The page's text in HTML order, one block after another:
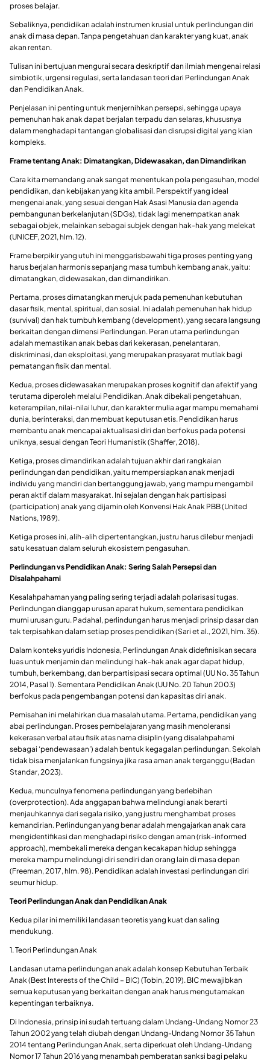
proses belajar.
Sebaliknya, pendidikan adalah instrumen krusial untuk perlindungan diri
anak di masa depan. Tanpa pengetahuan dan karakter yang kuat, anak
akan rentan.
Tulisan ini bertujuan mengurai secara deskriptif dan ilmiah mengenai relasi
simbiotik, urgensi regulasi, serta landasan teori dari Perlindungan Anak
dan Pendidikan Anak.
Penjelasan ini penting untuk menjernihkan persepsi, sehingga upaya
pemenuhan hak anak dapat berjalan terpadu dan selaras, khususnya
dalam menghadapi tantangan globalisasi dan disrupsi digital yang kian
kompleks.
Frame tentang Anak: Dimatangkan, Didewasakan, dan Dimandirikan
Cara kita memandang anak sangat menentukan pola pengasuhan, model
pendidikan, dan kebijakan yang kita ambil. Perspektif yang ideal
mengenai anak, yang sesuai dengan Hak Asasi Manusia dan agenda
pembangunan berkelanjutan (SDGs), tidak lagi menempatkan anak
sebagai objek, melainkan sebagai subjek dengan hak-hak yang melekat
(UNICEF, 2021, hlm. 12).
Frame berpikir yang utuh ini menggarisbawahi tiga proses penting yang
harus berjalan harmonis sepanjang masa tumbuh kembang anak, yaitu:
dimatangkan, didewasakan, dan dimandirikan.
Pertama, proses dimatangkan merujuk pada pemenuhan kebutuhan
dasar fisik, mental, spiritual, dan sosial. Ini adalah pemenuhan hak hidup
(survival) dan hak tumbuh kembang (development), yang secara langsung
berkaitan dengan dimensi Perlindungan. Peran utama perlindungan
adalah memastikan anak bebas dari kekerasan, penelantaran,
diskriminasi, dan eksploitasi, yang merupakan prasyarat mutlak bagi
pematangan fisik dan mental.
Kedua, proses didewasakan merupakan proses kognitif dan afektif yang
terutama diperoleh melalui Pendidikan. Anak dibekali pengetahuan,
keterampilan, nilai-nilai luhur, dan karakter mulia agar mampu memahami
dunia, berinteraksi, dan membuat keputusan etis. Pendidikan harus
membantu anak mencapai aktualisasi diri dan berfokus pada potensi
uniknya, sesuai dengan Teori Humanistik (Shaffer, 2018).
Ketiga, proses dimandirikan adalah tujuan akhir dari rangkaian
perlindungan dan pendidikan, yaitu mempersiapkan anak menjadi
individu yang mandiri dan bertanggung jawab, yang mampu mengambil
peran aktif dalam masyarakat. Ini sejalan dengan hak partisipasi
(participation) anak yang dijamin oleh Konvensi Hak Anak PBB (United
Nations, 1989).
Ketiga proses ini, alih-alih dipertentangkan, justru harus dilebur menjadi
satu kesatuan dalam seluruh ekosistem pengasuhan.
Perlindungan vs Pendidikan Anak: Sering Salah Persepsi dan
Disalahpahami
Kesalahpahaman yang paling sering terjadi adalah polarisasi tugas.
Perlindungan dianggap urusan aparat hukum, sementara pendidikan
murni urusan guru. Padahal, perlindungan harus menjadi prinsip dasar dan
tak terpisahkan dalam setiap proses pendidikan (Sari et al., 2021, hlm. 35).
Dalam konteks yuridis Indonesia, Perlindungan Anak didefinisikan secara
luas untuk menjamin dan melindungi hak-hak anak agar dapat hidup,
tumbuh, berkembang, dan berpartisipasi secara optimal (UU No. 35 Tahun
2014, Pasal 1). Sementara Pendidikan Anak (UU No. 20 Tahun 2003)
berfokus pada pengembangan potensi dan kapasitas diri anak.
Pemisahan ini melahirkan dua masalah utama. Pertama, pendidikan yang
abai perlindungan. Proses pembelajaran yang masih menoleransi
kekerasan verbal atau fisik atas nama disiplin (yang disalahpahami
sebagai ‘pendewasaan’) adalah bentuk kegagalan perlindungan. Sekolah
tidak bisa menjalankan fungsinya jika rasa aman anak terganggu (Badan
Standar, 2023).
Kedua, munculnya fenomena perlindungan yang berlebihan
(overprotection). Ada anggapan bahwa melindungi anak berarti
menjauhkannya dari segala risiko, yang justru menghambat proses
kemandirian. Perlindungan yang benar adalah mengajarkan anak cara
mengidentifikasi dan menghadapi risiko dengan aman (risk-informed
approach), membekali mereka dengan kecakapan hidup sehingga
mereka mampu melindungi diri sendiri dan orang lain di masa depan
(Freeman, 2017, hlm. 98). Pendidikan adalah investasi perlindungan diri
seumur hidup.
Teori Perlindungan Anak dan Pendidikan Anak
Kedua pilar ini memiliki landasan teoretis yang kuat dan saling
mendukung.
1. Teori Perlindungan Anak
Landasan utama perlindungan anak adalah konsep Kebutuhan Terbaik
Anak (Best Interests of the Child – BIC) (Tobin, 2019). BIC mewajibkan
semua keputusan yang berkaitan dengan anak harus mengutamakan
kepentingan terbaiknya.
Di Indonesia, prinsip ini sudah tertuang dalam Undang-Undang Nomor 23
Tahun 2002 yang telah diubah dengan Undang-Undang Nomor 35 Tahun
2014 tentang Perlindungan Anak, serta diperkuat oleh Undang-Undang
Nomor 17 Tahun 2016 yang menambah pemberatan sanksi bagi pelaku